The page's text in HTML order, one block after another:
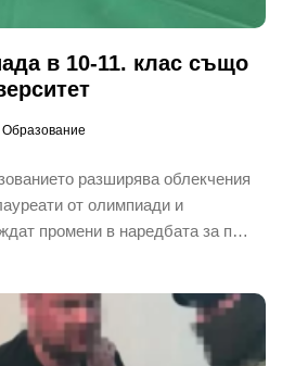
в 10-11. клас също
Oбразование
разширява облекчения
от олимпиади и
промени в наредбата за п…